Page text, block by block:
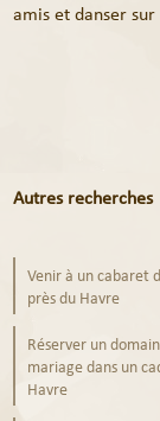
amis et danser
Autres recherches
Venir à un cabaret
près du Havre
Réserver un
mariage dans un
Havre